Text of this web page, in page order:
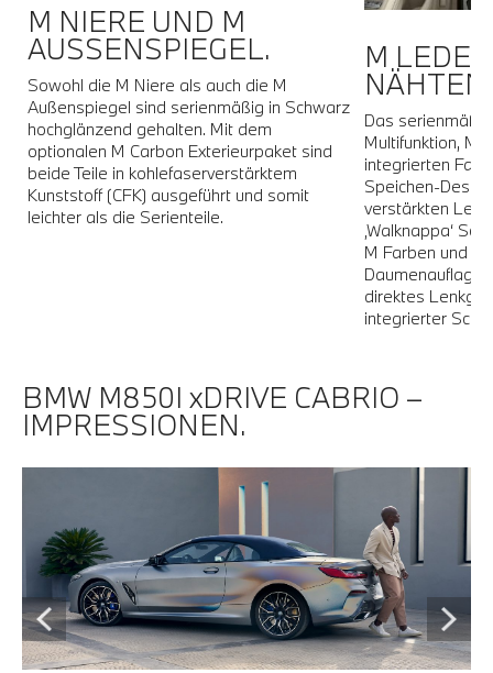
M NIERE UND M
AUSSENSPIEGEL.
Sowohl die M Niere als auch die M
Außenspiegel sind serienmäßig in Schwarz
hochglänzend gehalten. Mit dem
optionalen M Carbon Exterieurpaket sind
beide Teile in kohlefaserverstärktem
Kunststoff (CFK) ausgeführt und somit
leichter als die Serienteile.
M
Das
Multifunktion, M
integrierten
Speichen-
verstärkten
‚Walknappa‘
M Farben und
direktes
integrierter
BMW M850I xDRIVE CABRIO –
IMPRESSIONEN.